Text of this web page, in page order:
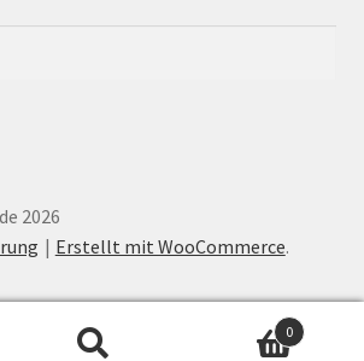
2026
Erstellt mit WooCommerce.
0